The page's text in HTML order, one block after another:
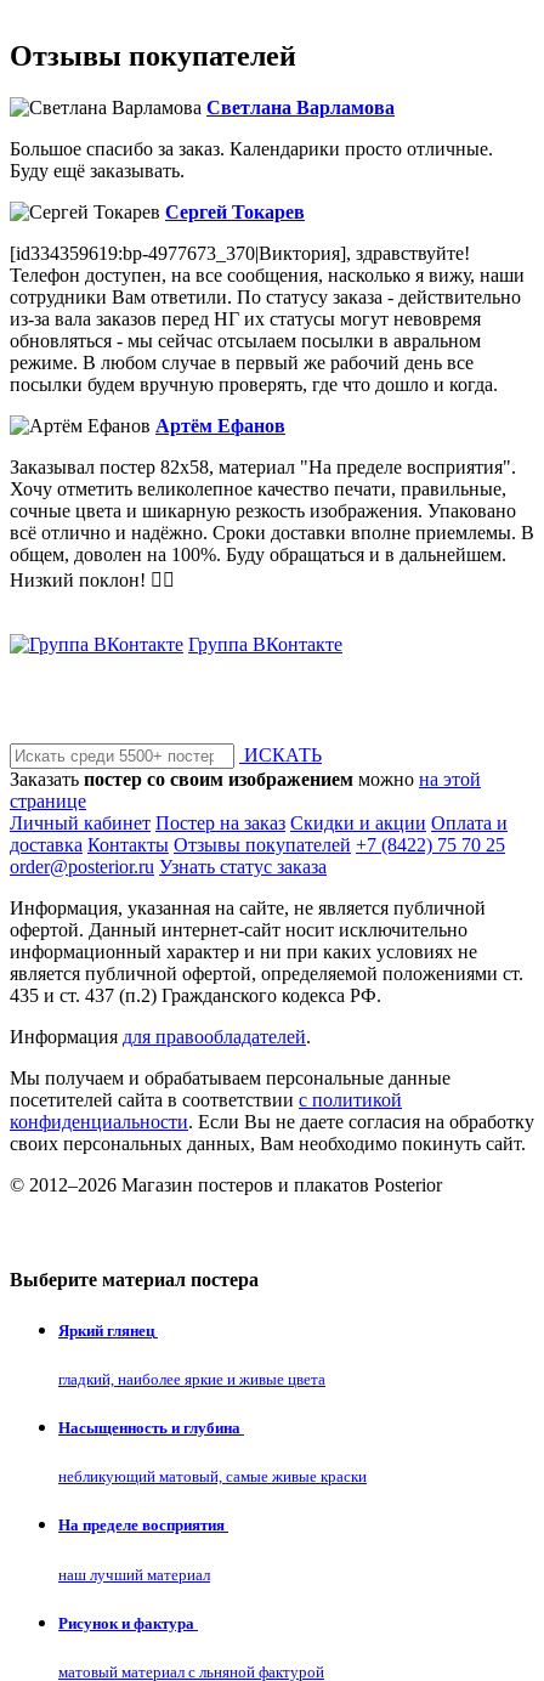
Отзывы покупателей
Светлана Варламова
Большое спасибо за заказ. Календарики просто отличные.
Буду ещё заказывать.
Сергей Токарев
[id334359619:bp-4977673_370|Виктория], здравствуйте!
Телефон доступен, на все сообщения, насколько я вижу, наши
сотрудники Вам ответили. По статусу заказа - действительно
из-за вала заказов перед НГ их статусы могут невовремя
обновляться - мы сейчас отсылаем посылки в авральном
режиме. В любом случае в первый же рабочий день все
посылки будем вручную проверять, где что дошло и когда.
Артём Ефанов
Заказывал постер 82х58, материал "На пределе восприятия".
Хочу отметить великолепное качество печати, правильные,
сочные цвета и шикарную резкость изображения. Упаковано
всё отлично и надёжно. Сроки доставки вполне приемлемы. В
общем, доволен на 100%. Буду обращаться и в дальнейшем.
Низкий поклон! 👍🏻
Группа ВКонтакте
ИСКАТЬ
Заказать постер со своим изображением можно на этой
странице
Личный кабинет Постер на заказ Скидки и акции Оплата и
доставка Контакты Отзывы покупателей +7 (8422) 75 70 25
order@posterior.ru Узнать статус заказа
Информация, указанная на сайте, не является публичной
офертой. Данный интернет-сайт носит исключительно
информационный характер и ни при каких условиях не
является публичной офертой, определяемой положениями ст.
435 и ст. 437 (п.2) Гражданского кодекса РФ.
Информация для правообладателей.
Мы получаем и обрабатываем персональные данные
посетителей сайта в соответствии с политикой
конфиденциальности. Если Вы не даете согласия на обработку
своих персональных данных, Вам необходимо покинуть сайт.
© 2012–2026 Магазин постеров и плакатов Posterior
Выберите материал постера
Яркий глянец
гладкий, наиболее яркие и живые цвета
Насыщенность и глубина
небликующий матовый, самые живые краски
На пределе восприятия
наш лучший материал
Рисунок и фактура
матовый материал с льняной фактурой